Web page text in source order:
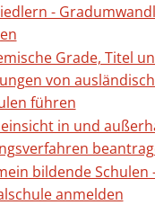
-
Grade, Titel
von
führen
in und
bildende Schulen
anmelden